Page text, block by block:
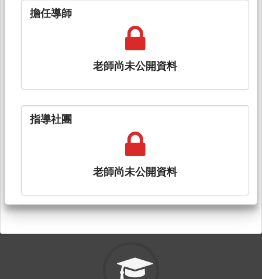
擔任導師
老師尚未公開資料
指導社團
老師尚未公開資料